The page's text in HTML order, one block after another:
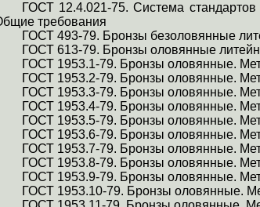
ГОСТ 12.4.021-75. Система
требования
ГОСТ 493-79. Бронзы безоловянные
ГОСТ 613-79. Бронзы оловянные
ГОСТ 1953.1-79. Бронзы оловянные.
ГОСТ 1953.2-79. Бронзы оловянные.
ГОСТ 1953.3-79. Бронзы оловянные.
ГОСТ 1953.4-79. Бронзы оловянные.
ГОСТ 1953.5-79. Бронзы оловянные.
ГОСТ 1953.6-79. Бронзы оловянные.
ГОСТ 1953.7-79. Бронзы оловянные.
ГОСТ 1953.8-79. Бронзы оловянные.
ГОСТ 1953.9-79. Бронзы оловянные.
ГОСТ 1953.10-79. Бронзы оловянные.